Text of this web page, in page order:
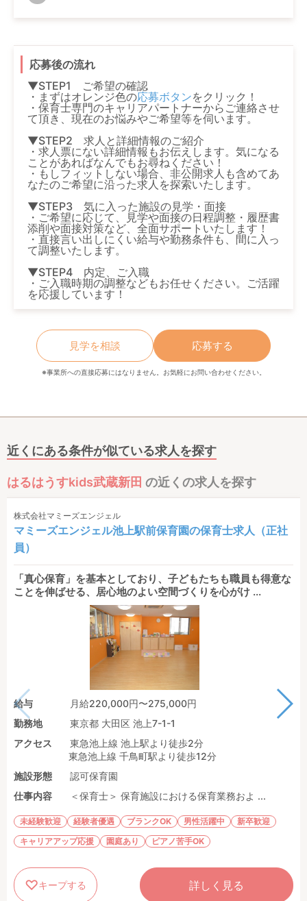
応募後の流れ
▼STEP1 ご希望の確認
・まずはオレンジ色の応募ボタンをクリック！
・保育士専門のキャリアパートナーからご連絡させ
て頂き、現在のお悩みやご希望等を伺います。
▼STEP2 求人と詳細情報のご紹介
・求人票にない詳細情報もお伝えします。気になる
ことがあればなんでもお尋ねください！
・もしフィットしない場合、非公開求人も含めてあ
なたのご希望に沿った求人を探索いたします。
▼STEP3 気に入った施設の見学・面接
・ご希望に応じて、見学や面接の日程調整・履歴書
添削や面接対策など、全面サポートいたします！
・直接言い出しにくい給与や勤務条件も、間に入っ
て調整いたします。
▼STEP4 内定、ご入職
・ご入職時期の調整などもお任せください。ご活躍
を応援しています！
見学を相談 応募する
※事業所への直接応募にはなりません。お気軽にお問い合わせください。
近くにある条件が似ている求人を探す
はるはうすkids武蔵新田 の近くの求人を探す
株式会社マミーズエンジェル
マミーズエンジェル池上駅前保育園の保育士求人（正社
員）
「真心保育」を基本としており、子どもたちも職員も得意な
ことを伸ばせる、居心地のよい空間づくりを心がけ ...
給与
月給220,000円〜275,000円
勤務地
東京都 大田区 池上7-1-1
アクセス
東急池上線 池上駅より徒歩2分
東急池上線 千鳥町駅より徒歩12分
施設形態
認可保育園
仕事内容
＜保育士＞ 保育施設における保育業務およ ...
未経験歓迎 経験者優遇 ブランクOK 男性活躍中
新卒歓迎
キャリアアップ応援
園庭あり ピアノ苦手OK
キープする 詳しく見る